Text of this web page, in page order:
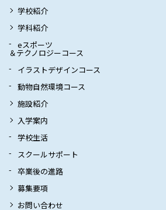
学校紹介
学科紹介
eスポーツ
＆テクノロジーコース
イラストデザインコース
動物自然環境コース
施設紹介
入学案内
学校生活
スクールサポート
卒業後の進路
募集要項
お問い合わせ